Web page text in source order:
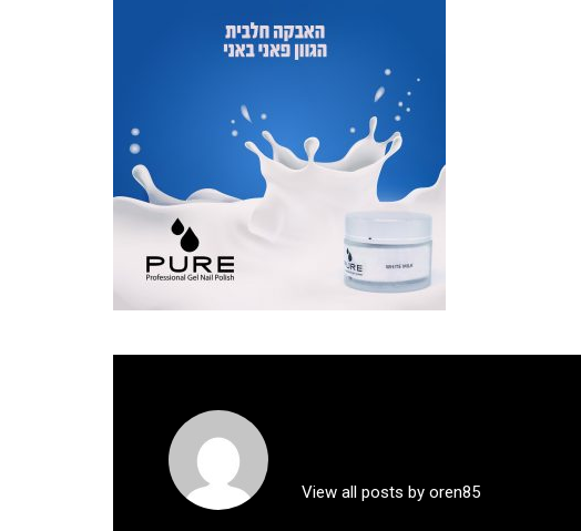
View all posts by oren85